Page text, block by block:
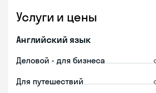
Услуги и цены
Английский язык
Деловой - для бизнеса
Для путешествий